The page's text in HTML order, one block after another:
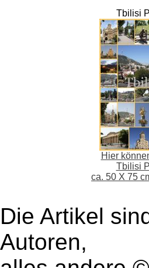
Tbilisi
Hier
Tbilisi
ca. 50 X 75
Die Artikel
Autoren,